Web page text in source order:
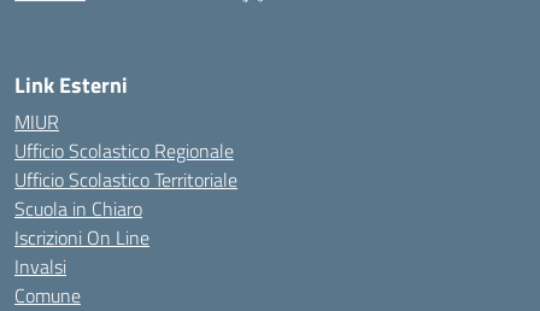
Link Esterni
MIUR
Ufficio Scolastico Regionale
Ufficio Scolastico Territoriale
Scuola in Chiaro
Iscrizioni On Line
Invalsi
Comune